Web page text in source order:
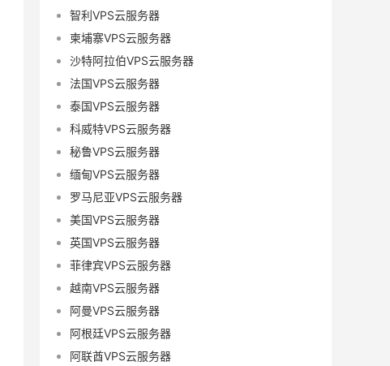
智利VPS云服务器
柬埔寨VPS云服务器
沙特阿拉伯VPS云服务器
法国VPS云服务器
泰国VPS云服务器
科威特VPS云服务器
秘鲁VPS云服务器
缅甸VPS云服务器
罗马尼亚VPS云服务器
美国VPS云服务器
英国VPS云服务器
菲律宾VPS云服务器
越南VPS云服务器
阿曼VPS云服务器
阿根廷VPS云服务器
阿联酋VPS云服务器